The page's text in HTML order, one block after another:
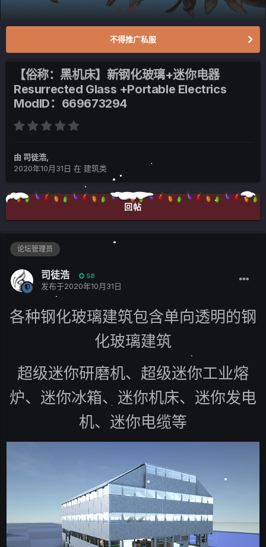
不得推广私服
【俗称：黑机床】新钢化玻璃+迷你电器
Resurrected Glass +Portable Electrics
ModID：669673294
由 司徒浩,
2020年10月31日 在 建筑类
回帖
论坛管理员
司徒浩 58
发布于2020年10月31日
各种钢化玻璃建筑包含单向透明的钢
化玻璃建筑
超级迷你研磨机、超级迷你工业熔
炉、迷你冰箱、迷你机床、迷你发电
机、迷你电缆等